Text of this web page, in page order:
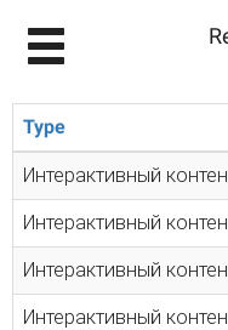
Type
Интерактивный
Интерактивный
Интерактивный
Интерактивный